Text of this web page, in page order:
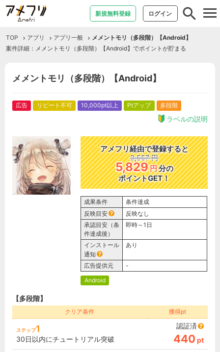
新規無料登録 ログイン
TOP アプリ アプリ一般
メメントモリ（多段階）【Android】
案件詳細：メメントモリ（多段階）【Android】でポイントが貯まる
メメントモリ（多段階）【Android】
広告 リピート不可 10,000pt以上 Ptアップ 多段階
ラベルの説明
アメフリ経由で登録すると
3,557 円
5,829円分の
ポイントGET！
成果条件
条件達成
反映目安
反映なし
承認目安（条
件達成後）
即時～1日
インストール
通知
あり
広告提供元
-
Android
【多段階】
クリア条件 獲得pt
ステップ1
30日以内にチュートリアル突破
認証済
440 pt